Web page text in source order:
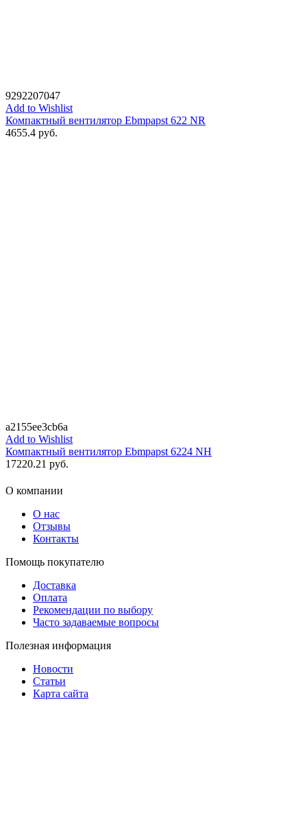
9292207047
Add to Wishlist
Компактный вентилятор Ebmpapst 622 NR
4655.4 руб.
a2155ee3cb6a
Add to Wishlist
Компактный вентилятор Ebmpapst 6224 NH
17220.21 руб.
О компании
О нас
Отзывы
Контакты
Помощь покупателю
Доставка
Оплата
Рекомендации по выбору
Часто задаваемые вопросы
Полезная информация
Новости
Статьи
Карта сайта